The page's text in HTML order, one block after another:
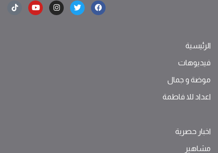
الرئيسية
فيديوهات
موضة ‫و‬ ‫‬‫جمال‬
اعداد للا فاطمة
اخبار حصرية
مشاهير